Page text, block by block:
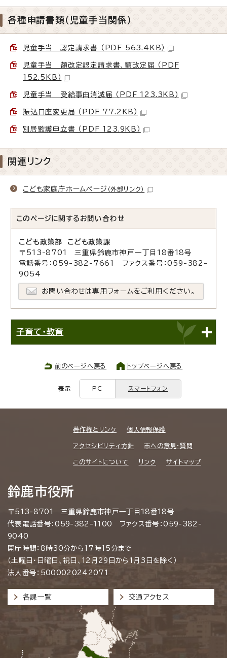
各種申請書類（児童手当関係）
児童手当 認定請求書 （PDF 563.4KB）
児童手当 額改定認定請求書、額改定届 （PDF
152.5KB）
児童手当 受給事由消滅届 （PDF 123.3KB）
振込口座変更届 （PDF 77.2KB）
別居監護申立書 （PDF 123.9KB）
関連リンク
こども家庭庁ホームページ （外部リンク）
このページに関する お問い合わせ
こども政策部 こども政策課
〒513-8701 三重県鈴鹿市神戸一丁目18番18号
電話番号：059-382-7661 ファクス番号：059-382-
9054
お問い合わせは専用フォームをご利用ください。
子育て・教育
前のページへ戻る トップページへ戻る
表示 PC スマートフォン
著作権とリンク 個人情報保護
アクセシビリティ方針 市への意見・質問
このサイトについて リンク サイトマップ
鈴鹿市役所
〒513-8701 三重県鈴鹿市神戸一丁目18番18号
代表電話番号：059-382-1100 ファクス番号：059-382-
9040
開庁時間：8時30分から17時15分まで
（土曜日・日曜日、祝日、12月29日から1月3日を除く）
法人番号：5000020242071
各課一覧 交通アクセス